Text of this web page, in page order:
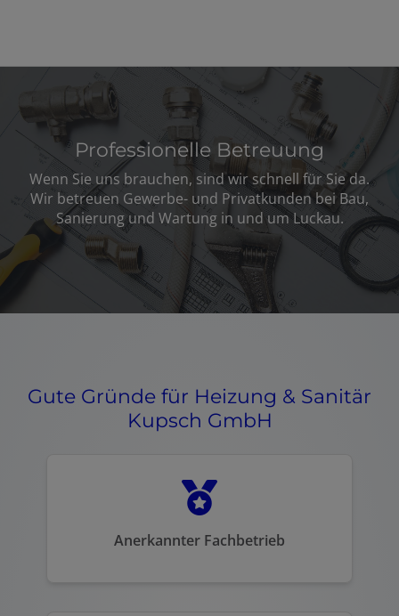
Professionelle Betreuung
Wenn Sie uns brauchen, sind wir schnell für Sie da.
Wir betreuen Gewerbe- und Privatkunden bei Bau,
Sanierung und Wartung in und um Luckau.
Gute Gründe für Heizung & Sanitär
Kupsch GmbH
Anerkannter Fachbetrieb